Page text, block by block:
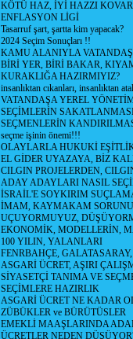
KÖTÜ HAZ, İYİ HAZZI
ENFLASYON LİGİ
Tasarruf şart, şartta kim yapacak?
2024 Seçim Sonuçları !!
KAMU ALANIYLA
BİRİ YER, BİRİ BAKAR,
KURAKLIĞA HAZIRMIYIZ?
insanlıktan cıkanları, insanlıktan
VATANDAŞA YEREL
SEÇİMLERİN
SEÇMENLERİN
seçme işinin önemi!!!
OLAYLARLA HUKUKİ
EL GİDER UYAZAYA, BİZ
CILGIN PROJELERDEN,
ADAY ADAYLARI NASIL
İSRAİL'E SOYKIRIM
İMAM, KAYMAKAM SORUNU
UÇUYORMUYUZ,
EKONOMİK, MODELLERİN,
100 YILIN, YALANLARI
FENRBAHÇE,
ASGARİ ÜCRET, AŞIRI
SİYASETÇİ TANIMA VE
SEÇİMLERE HAZIRLIK
ASGARİ ÜCRET NE KADAR
ZÜBÜKLER ve BÜRÜTÜSLER
EMEKLİ MAAŞLARINDA
ÜCRETLER NEDEN